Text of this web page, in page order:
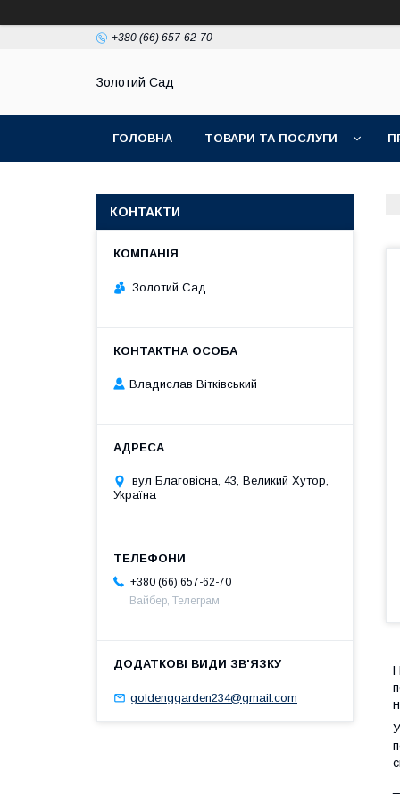
+380 (66) 657-62-70
Золотий Сад
ГОЛОВНА ТОВАРИ ТА ПОСЛУГИ
КОНТАКТИ
Золотий Сад
Владислав Вітківський
вул Благовісна, 43, Великий Хутор,
Україна
+380 (66) 657-62-70
Вайбер, Телеграм
goldenggarden234@gmail.com